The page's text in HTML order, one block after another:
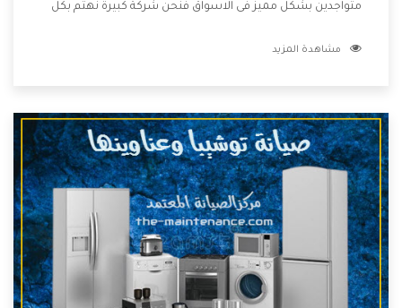
متواجدين بشكل مميز فى الاسواق فنحن شركة كبيرة نهتم بكل
الشركة بها والتى تكون منها خدمة الصيانة التى تكون من أهم
وأقوى الأسعار التى تكون مناسبة لكثير من العملاء
مشاهدة المزيد